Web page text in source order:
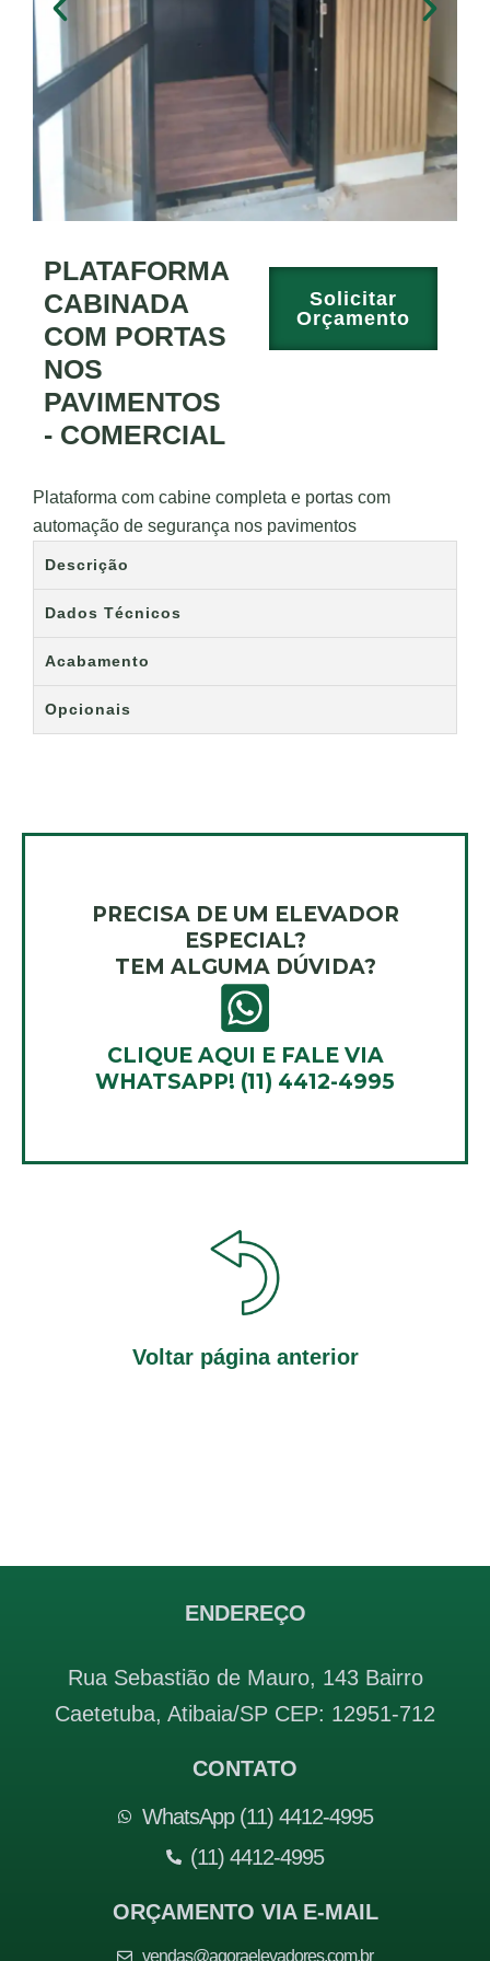
PLATAFORMA
CABINADA
COM PORTAS
NOS
PAVIMENTOS
- COMERCIAL
Solicitar
Orçamento
Plataforma com cabine completa e portas com
automação de segurança nos pavimentos
Descrição
Dados Técnicos
Acabamento
Opcionais
PRECISA DE UM ELEVADOR
ESPECIAL?
TEM ALGUMA DÚVIDA?
CLIQUE AQUI E FALE VIA
WHATSAPP! (11) 4412-4995
Voltar página anterior
ENDEREÇO
Rua Sebastião de Mauro, 143 Bairro
Caetetuba, Atibaia/SP CEP: 12951-712
CONTATO
WhatsApp (11) 4412-4995
(11) 4412-4995
ORÇAMENTO VIA E-MAIL
vendas@agoraelevadores.com.br